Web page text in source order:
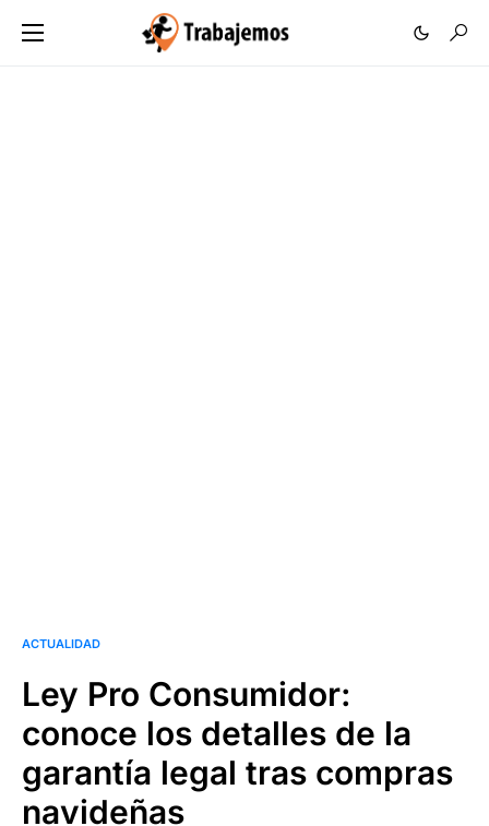
ACTUALIDAD
Ley Pro Consumidor:
conoce los detalles de la
garantía legal tras compras
navideñas